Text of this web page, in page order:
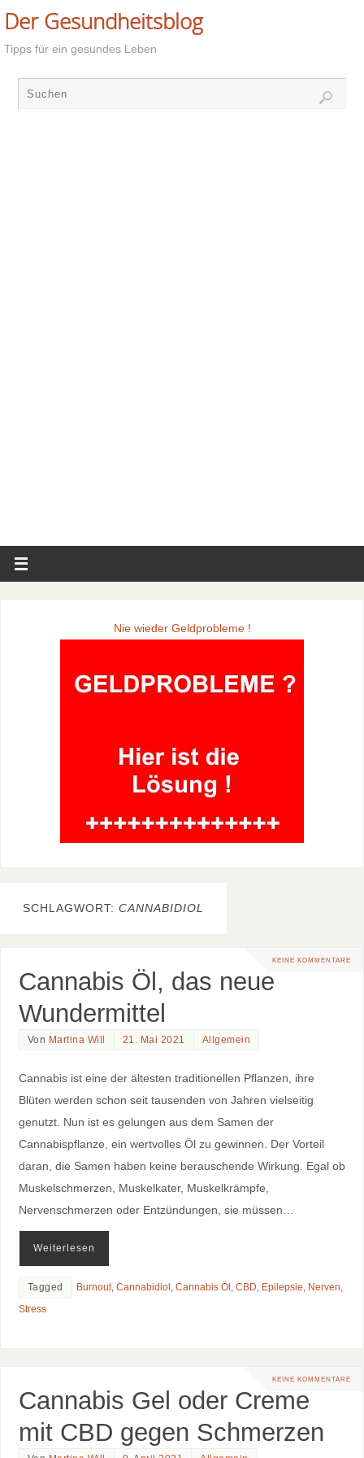
Der Gesundheitsblog
Tipps für ein gesundes Leben
Nie wieder Geldprobleme !
SCHLAGWORT: CANNABIDIOL
KEINE KOMMENTARE
Cannabis Öl, das neue
Wundermittel
Von Martina Will 21. Mai 2021 Allgemein
Cannabis ist eine der ältesten traditionellen Pflanzen, ihre
Blüten werden schon seit tausenden von Jahren vielseitig
genutzt. Nun ist es gelungen aus dem Samen der
Cannabispflanze, ein wertvolles Öl zu gewinnen. Der Vorteil
daran, die Samen haben keine berauschende Wirkung. Egal ob
Muskelschmerzen, Muskelkater, Muskelkrämpfe,
Nervenschmerzen oder Entzündungen, sie müssen…
Weiterlesen
Tagged Burnout, Cannabidiol , Cannabis Öl , CBD, Epilepsie, Nerven,
Stress
KEINE KOMMENTARE
Cannabis Gel oder Creme
mit CBD gegen Schmerzen